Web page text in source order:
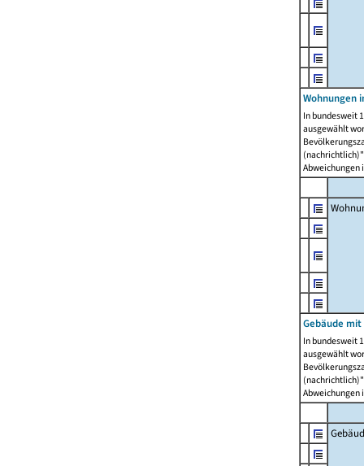
Wohnungen
In bundesweit
ausgewählt
Abweichungen
Gebäude
In bundesweit
ausgewählt
Abweichungen